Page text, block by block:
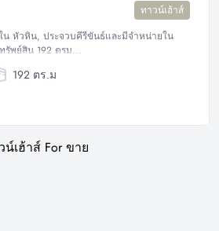
ทาวน์เฮ้าส์
น หัวหิน, ประจวบคีรีขันธ์และมีจำหน่ายใน
รัพย์สิน 192 ตรม...
192 ตร.ม